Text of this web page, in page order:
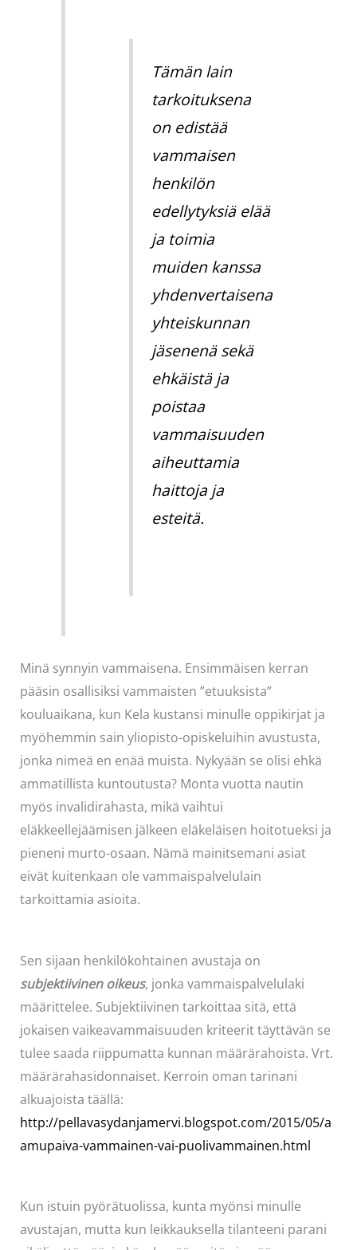
Tämän lain
tarkoituksena
on edistää
vammaisen
henkilön
edellytyksiä elää
ja toimia
muiden kanssa
yhdenvertaisena
yhteiskunnan
jäsenenä sekä
ehkäistä ja
poistaa
vammaisuuden
aiheuttamia
haittoja ja
esteitä.
Minä synnyin vammaisena. Ensimmäisen kerran
pääsin osallisiksi vammaisten ”etuuksista”
kouluaikana, kun Kela kustansi minulle oppikirjat ja
myöhemmin sain yliopisto-opiskeluihin avustusta,
jonka nimeä en enää muista. Nykyään se olisi ehkä
ammatillista kuntoutusta? Monta vuotta nautin
myös invalidirahasta, mikä vaihtui
eläkkeellejäämisen jälkeen eläkeläisen hoitotueksi ja
pieneni murto-osaan. Nämä mainitsemani asiat
eivät kuitenkaan ole vammaispalvelulain
tarkoittamia asioita.
Sen sijaan henkilökohtainen avustaja on
subjektiivinen oikeus, jonka vammaispalvelulaki
määrittelee. Subjektiivinen tarkoittaa sitä, että
jokaisen vaikeavammaisuuden kriteerit täyttävän se
tulee saada riippumatta kunnan määrärahoista. Vrt.
määrärahasidonnaiset. Kerroin oman tarinani
alkuajoista täällä:
http://pellavasydanjamervi.blogspot.com/2015/05/a
amupaiva-vammainen-vai-puolivammainen.html
Kun istuin pyörätuolissa, kunta myönsi minulle
avustajan, mutta kun leikkauksella tilanteeni parani